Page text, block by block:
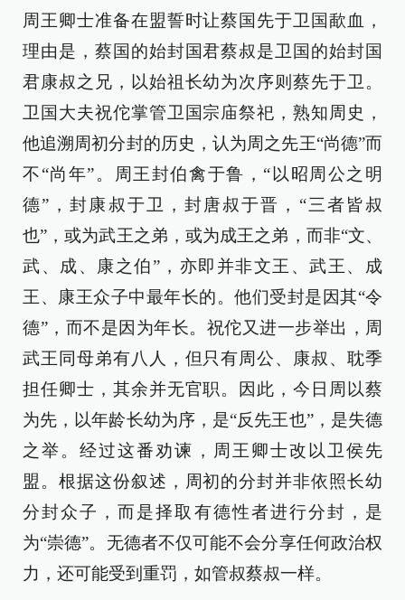
周王卿士准备在盟誓时让蔡国先于卫国歃血，
理由是，蔡国的始封国君蔡叔是卫国的始封国
君康叔之兄，以始祖长幼为次序则蔡先于卫。
卫国大夫祝佗掌管卫国宗庙祭祀，熟知周史，
他追溯周初分封的历史，认为周之先王“尚德”而
不“尚年”。周王封伯禽于鲁，“以昭周公之明
德”，封康叔于卫，封唐叔于晋，“三者皆叔
也”，或为武王之弟，或为成王之弟，而非“文、
武、成、康之伯”，亦即并非文王、武王、成
王、康王众子中最年长的。他们受封是因其“令
德”，而不是因为年长。祝佗又进一步举出，周
武王同母弟有八人，但只有周公、康叔、耽季
担任卿士，其余并无官职。因此，今日周以蔡
为先，以年龄长幼为序，是“反先王也”，是失德
之举。经过这番劝谏，周王卿士改以卫侯先
盟。根据这份叙述，周初的分封并非依照长幼
分封众子，而是择取有德性者进行分封，是
为“崇德”。无德者不仅可能不会分享任何政治权
力，还可能受到重罚，如管叔蔡叔一样。